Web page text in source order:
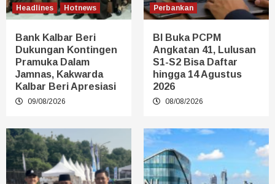
Headlines
Hotnews
Bank Kalbar Beri
Dukungan Kontingen
Pramuka Dalam
Jamnas, Kakwarda
Kalbar Beri Apresiasi
09/08/2026
Perbankan
BI Buka PCPM
Angkatan 41, Lulusan
S1-S2 Bisa Daftar
hingga 14 Agustus
2026
08/08/2026